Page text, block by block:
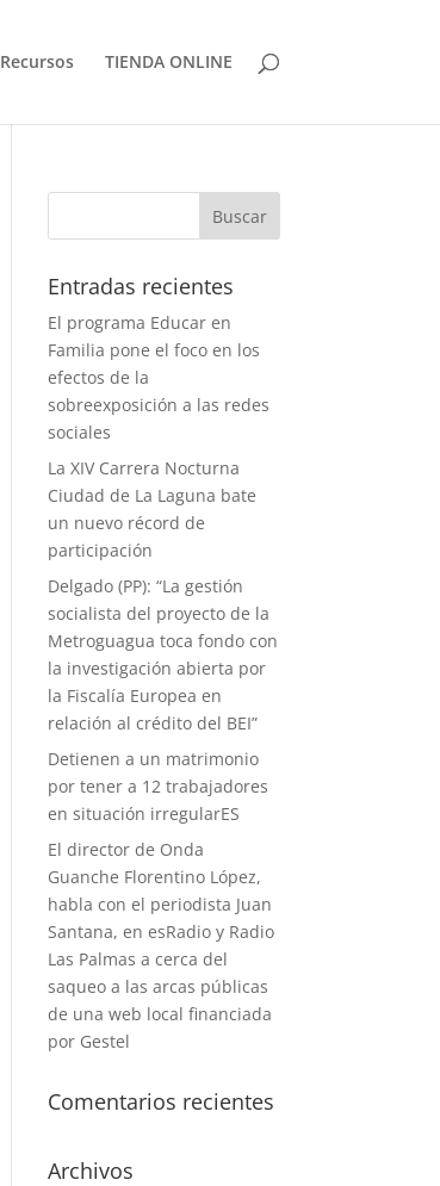
Recursos TIENDA ONLINE
Entradas recientes
El programa Educar en
Familia pone el foco en los
efectos de la
sobreexposición a las redes
sociales
La XIV Carrera Nocturna
Ciudad de La Laguna bate
un nuevo récord de
participación
Delgado (PP): “La gestión
socialista del proyecto de la
Metroguagua toca fondo con
la investigación abierta por
la Fiscalía Europea en
relación al crédito del BEI”
Detienen a un matrimonio
por tener a 12 trabajadores
en situación irregularES
El director de Onda
Guanche Florentino López,
habla con el periodista Juan
Santana, en esRadio y Radio
Las Palmas a cerca del
saqueo a las arcas públicas
de una web local financiada
por Gestel
Comentarios recientes
Archivos